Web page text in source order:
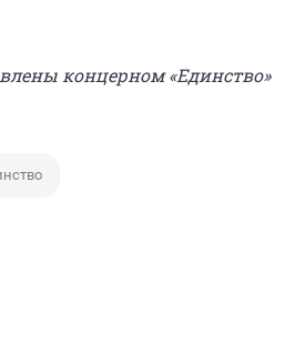
концерном «Единство»